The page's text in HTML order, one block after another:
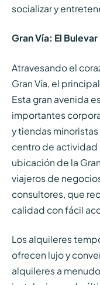
socializar y
Gran Vía: El
Atravesando el
Gran Vía, el
Esta gran avenida
importantes
y tiendas
centro de actividad
ubicación de la
viajeros de
consultores, que
calidad con fácil
Los alquileres
ofrecen lujo y
alquileres a